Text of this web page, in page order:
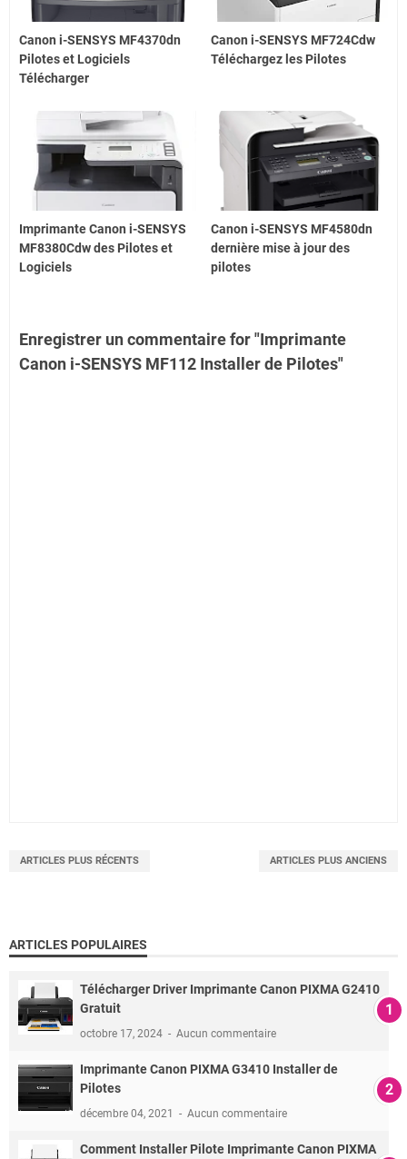
Canon i-SENSYS MF4370dn
Pilotes et Logiciels
Télécharger
Canon i-SENSYS MF724Cdw
Téléchargez les Pilotes
Imprimante Canon i-SENSYS
MF8380Cdw des Pilotes et
Logiciels
Canon i-SENSYS MF4580dn
dernière mise à jour des
pilotes
Enregistrer un commentaire for "Imprimante
Canon i-SENSYS MF112 Installer de Pilotes"
ARTICLES PLUS RÉCENTS ARTICLES PLUS ANCIENS
ARTICLES POPULAIRES
Télécharger Driver Imprimante Canon PIXMA G2410
Gratuit
octobre 17, 2024 Aucun commentaire
Imprimante Canon PIXMA G3410 Installer de
Pilotes
décembre 04, 2021 Aucun commentaire
Comment Installer Pilote Imprimante Canon PIXMA